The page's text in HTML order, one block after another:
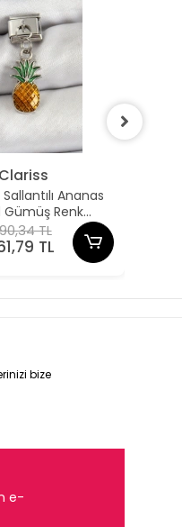
Clariss
Ananas
Gümüş Renk
Charm
TL
TL
bize
e-